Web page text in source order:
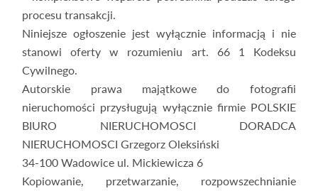
procesu transakcji.
Niniejsze ogłoszenie jest wyłącznie informacją i nie
stanowi oferty w rozumieniu art. 66 1 Kodeksu
Cywilnego.
Autorskie prawa majątkowe do fotografii
nieruchomości przysługują wyłącznie firmie POLSKIE
BIURO NIERUCHOMOSCI DORADCA
NIERUCHOMOSCI Grzegorz Oleksiński
34-100 Wadowice ul. Mickiewicza 6
Kopiowanie, przetwarzanie, rozpowszechnianie